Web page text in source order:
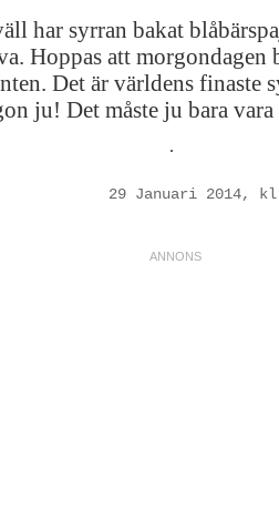
har syrran bakat
Hoppas att morgondagen
Det är världens finaste
ju! Det måste ju bara vara
29 Januari 2014,